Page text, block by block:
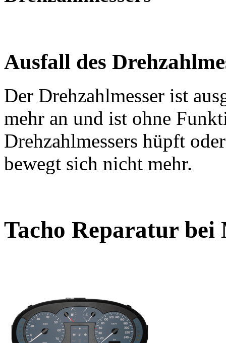
Ausfall des
Der Drehzahlmesser ist
mehr an und ist ohne
Drehzahlmessers hüpft
bewegt sich nicht mehr.
Tacho Reparatur bei